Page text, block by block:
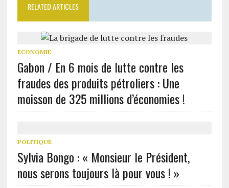
RELATED ARTICLES
ECONOMIE
Gabon / En 6 mois de lutte contre les
fraudes des produits pétroliers : Une
moisson de 325 millions d’économies !
POLITIQUE
Sylvia Bongo : « Monsieur le Président,
nous serons toujours là pour vous ! »